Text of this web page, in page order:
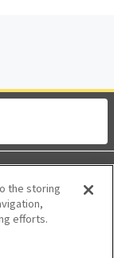
情報保護
シビリティ
the storing
efforts.